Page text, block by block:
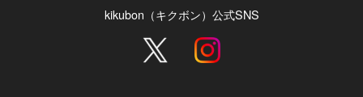
kikubon（キクボン）公式SNS